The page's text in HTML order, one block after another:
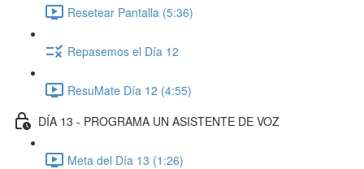
Resetear Pantalla (5:36)
Repasemos el Día 12
ResuMate Día 12 (4:55)
DÍA 13 - PROGRAMA UN ASISTENTE DE VOZ
Meta del Día 13 (1:26)